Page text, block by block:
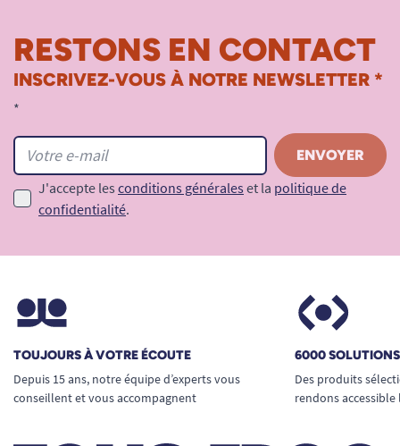
RESTONS EN CONTACT
INSCRIVEZ-VOUS À NOTRE NEWSLETTER *
*
J'accepte les conditions générales et la politique de
confidentialité.
TOUJOURS À VOTRE ÉCOUTE
Depuis 15 ans, notre équipe d’experts vous
conseillent et vous accompagnent
6000
Des produits
rendons